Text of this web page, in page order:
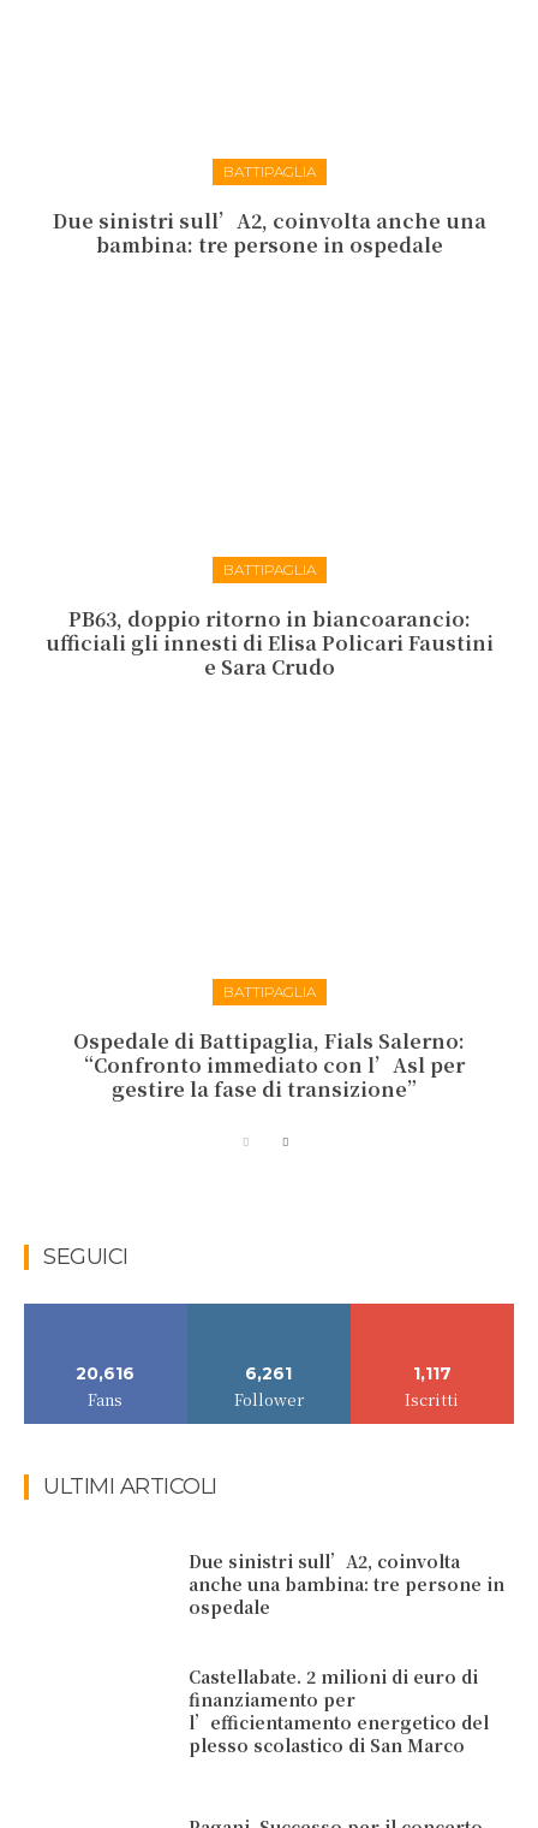
BATTIPAGLIA
Due sinistri sull’A2, coinvolta anche una
bambina: tre persone in ospedale
BATTIPAGLIA
PB63, doppio ritorno in biancoarancio:
ufficiali gli innesti di Elisa Policari Faustini
e Sara Crudo
BATTIPAGLIA
Ospedale di Battipaglia, Fials Salerno:
“Confronto immediato con l’Asl per
gestire la fase di transizione”
SEGUICI
20,616
Fans
6,261
Follower
1,117
Iscritti
ULTIMI ARTICOLI
Due sinistri sull’A2, coinvolta
anche una bambina: tre persone in
ospedale
Castellabate. 2 milioni di euro di
finanziamento per
l’efficientamento energetico del
plesso scolastico di San Marco